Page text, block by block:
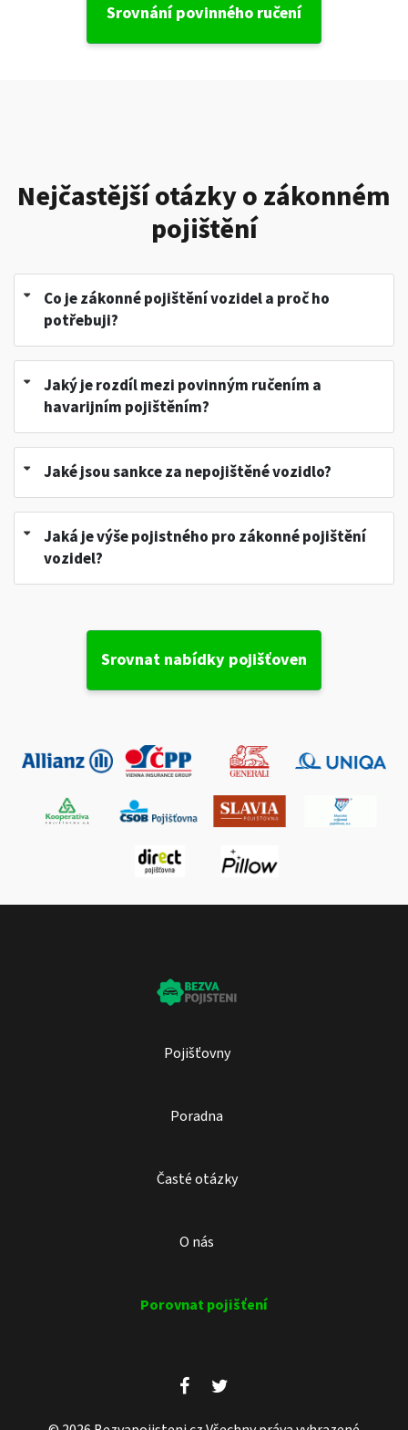
Srovnání povinného ručení
Nejčastější otázky o zákonném
pojištění
Co je zákonné pojištění vozidel a proč ho
potřebuji?
Jaký je rozdíl mezi povinným ručením a
havarijním pojištěním?
Jaké jsou sankce za nepojištěné vozidlo?
Jaká je výše pojistného pro zákonné pojištění
vozidel?
Srovnat nabídky pojišťoven
Pojišťovny
Poradna
Časté otázky
O nás
Porovnat pojišťení